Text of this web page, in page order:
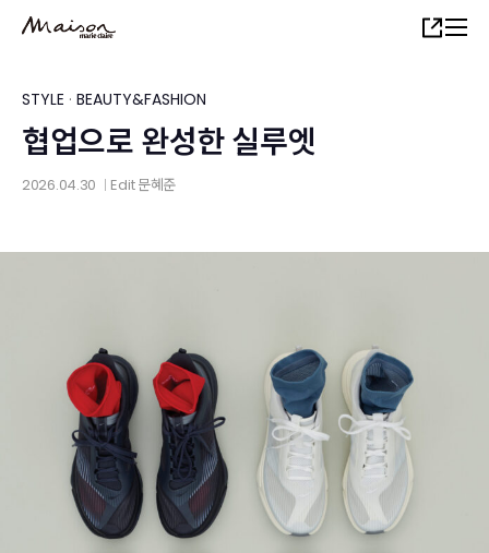
content
Share
STYLE · BEAUTY&FASHION
협업으로 완성한 실루엣
2026.04.30 Edit문혜준